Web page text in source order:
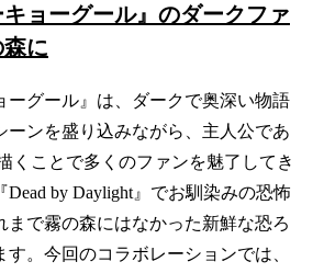
キョーグール』のダークファ
に
ーグール』は、ダークで奥深い物語
ーンを盛り込みながら、主人公であ
くことで多くのファンを魅了してき
Dead by Daylight』でお馴染みの恐怖
まで霧の森にはなかった新鮮な恐ろ
す。今回のコラボレーションでは、